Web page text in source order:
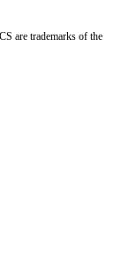
are trademarks of the